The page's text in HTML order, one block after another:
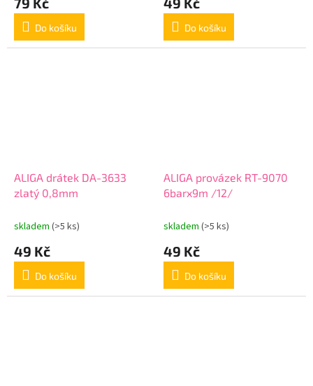
Do košíku Do košíku
ALIGA drátek DA-3633
zlatý 0,8mm
skladem (>5 ks)
49 Kč
Do košíku
ALIGA provázek RT-9070
6barx9m /12/
skladem (>5 ks)
49 Kč
Do košíku